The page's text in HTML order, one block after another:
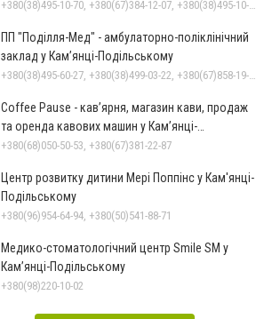
+380(38)495-10-70, +380(67)384-12-07, +380(38)495-10-80
ПП "Поділля-Мед" - амбулаторно-поліклінічний
заклад у Кам’янці-Подільському
+380(38)495-60-27, +380(38)499-03-22, +380(67)858-19-75
Coffee Pause - кав’ярня, магазин кави, продаж
та оренда кавових машин у Кам’янці-
Подільському
+380(68)050-50-53, +380(67)381-22-87
Центр розвитку дитини Мері Поппінс у Кам'янці-
Подільському
+380(96)954-64-94, +380(50)541-88-71
Медико-стоматологічний центр Smile SM у
Кам’янці-Подільському
+380(98)220-10-02